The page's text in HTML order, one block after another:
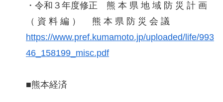
・令和３年度修正 熊 本 県 地 域 防 災 計 画
（ 資 料 編 ） 熊 本 県 防 災 会 議
https://www.pref.kumamoto.jp/uploaded/life/993
46_158199_misc.pdf
■熊本経済